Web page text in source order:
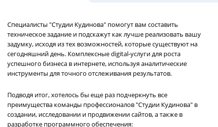
Специалисты "Студии Кудинова" помогут вам составить
техническое задание и подскажут как лучше реализовать вашу
задумку, исходя из тех возможностей, которые существуют на
сегодняшний день. Комплексные digital-услуги для роста
успешного бизнеса в интернете, используя аналитические
инструменты для точного отслеживания результатов.
Подводя итог, хотелось бы еще раз подчеркнуть все
преимущества команды профессионалов "Студии Кудинова" в
создании, исследовании и продвижении сайтов, а также в
разработке программного обеспечения: